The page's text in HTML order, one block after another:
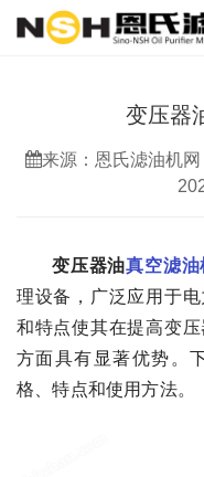
变压器
来源：恩氏滤油机网
变压器油真空滤油
理设备，广泛应用于
和特点使其在提高变
方面具有显著优势。
格、特点和使用方法。